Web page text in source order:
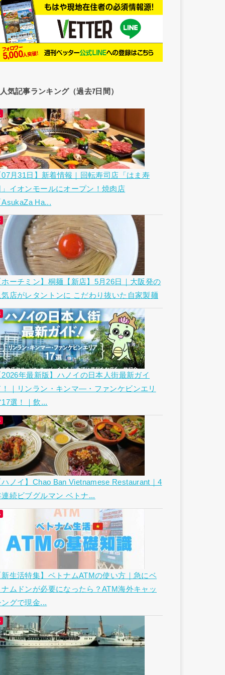
人気記事ランキング（過去7日間）
07月31日】新着情報｜回転寿司店「はま寿
」イオンモールにオープン！焼肉店
AsukaZa Ha...
ホーチミン】桐麺【新店】5月26日｜大阪発の
気店がレタントンに こだわり抜いた自家製麺
2026年最新版】ハノイの日本人街最新ガイ
！｜リンラン・キンマ―・ファンケビンエリ
17選！｜飲...
ハノイ】Chao Ban Vietnamese Restaurant｜4
連続ビブグルマン ベトナ...
新生活特集】ベトナムATMの使い方｜急にベ
ナムドンが必要になったら？ATM海外キャッ
ングで現金...